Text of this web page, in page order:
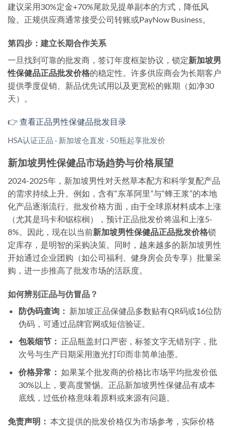
建议采用30%定金+70%尾款见提单副本的方式，降低风
险。正规供应商通常接受公司转账或PayNow Business。
第四步：建立长期合作关系
一旦找到可靠的批发商，签订年度框架协议，锁定新加坡男
性保健品正品批发价格的稳定性。许多供应商会为长期客户
提供季度促销、新品优先试用以及更宽松的账期（如净30
天）。
👉 查看正品男性保健品批发目录
HSA认证正品 · 新加坡仓直发 · 50瓶起享批发价
新加坡男性保健品市场趋势与价格展望
2024-2025年，新加坡男性对天然草本配方和科学复配产品
的需求持续上升。例如，含有“东革阿里”与“蜂王浆”的本地
化产品逐渐流行。批发价格方面，由于全球原材料成本上涨
（尤其是玛卡和锯棕榈），预计正品批发价将温和上涨5-
8%。因此，现在以当前新加坡男性保健品正品批发价格锁
定库存，是明智的采购决策。同时，越来越多的新加坡男性
开始通过企业团购（如公司福利、健身房会员专享）批量采
购，进一步推高了批发市场的活跃度。
如何辨别正品与仿冒品？
防伪码查询： 新加坡正品保健品多数贴有QR码或16位防
伪码，可通过品牌官网或短信验证。
包装细节： 正品瓶盖封口严密，标签文字无错别字，批
次号与生产日期采用激光打印而非简单油墨。
价格异常： 如果某个批发商的价格比市场平均批发价低
30%以上，要高度警惕。正品新加坡男性保健品有成本
底线，过低价格意味着原料或来源有问题。
免责声明： 本文提供的批发价格仅为市场参考，实际价格